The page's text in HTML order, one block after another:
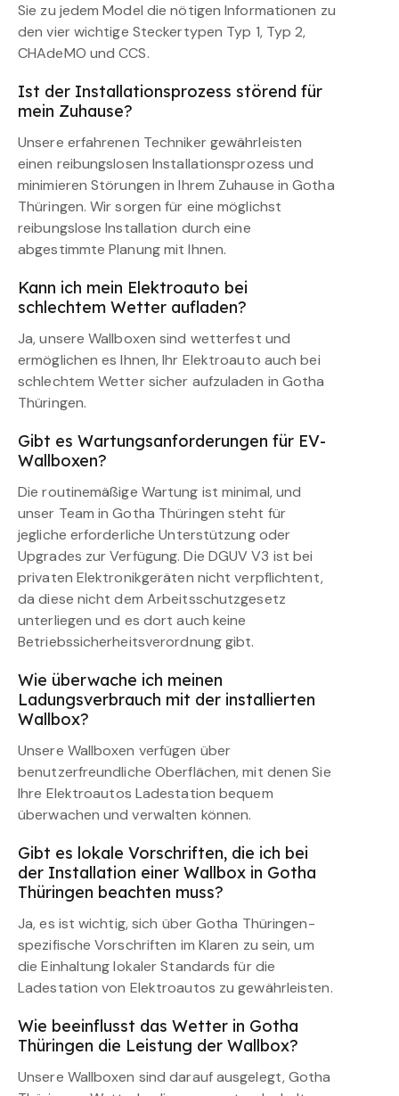
Sie zu jedem Model die nötigen Informationen zu
den vier wichtige Steckertypen Typ 1, Typ 2,
CHAdeMO und CCS.
Ist der Installationsprozess störend für
mein Zuhause?
Unsere erfahrenen Techniker gewährleisten
einen reibungslosen Installationsprozess und
minimieren Störungen in Ihrem Zuhause in Gotha
Thüringen. Wir sorgen für eine möglichst
reibungslose Installation durch eine
abgestimmte Planung mit Ihnen.
Kann ich mein Elektroauto bei
schlechtem Wetter aufladen?
Ja, unsere Wallboxen sind wetterfest und
ermöglichen es Ihnen, Ihr Elektroauto auch bei
schlechtem Wetter sicher aufzuladen in Gotha
Thüringen.
Gibt es Wartungsanforderungen für EV-
Wallboxen?
Die routinemäßige Wartung ist minimal, und
unser Team in Gotha Thüringen steht für
jegliche erforderliche Unterstützung oder
Upgrades zur Verfügung. Die DGUV V3 ist bei
privaten Elektronikgeräten nicht verpflichtent,
da diese nicht dem Arbeitsschutzgesetz
unterliegen und es dort auch keine
Betriebssicherheitsverordnung gibt.
Wie überwache ich meinen
Ladungsverbrauch mit der installierten
Wallbox?
Unsere Wallboxen verfügen über
benutzerfreundliche Oberflächen, mit denen Sie
Ihre Elektroautos Ladestation bequem
überwachen und verwalten können.
Gibt es lokale Vorschriften, die ich bei
der Installation einer Wallbox in Gotha
Thüringen beachten muss?
Ja, es ist wichtig, sich über Gotha Thüringen-
spezifische Vorschriften im Klaren zu sein, um
die Einhaltung lokaler Standards für die
Ladestation von Elektroautos zu gewährleisten.
Wie beeinflusst das Wetter in Gotha
Thüringen die Leistung der Wallbox?
Unsere Wallboxen sind darauf ausgelegt, Gotha